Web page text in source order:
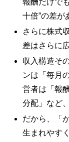
十倍”の差が
さらに株式
差はさらに
収入構造そ
ンは「毎月
営者は「報
分配」など
だから、「
生まれやす